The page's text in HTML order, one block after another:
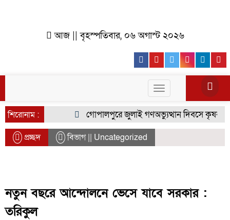
আজ || বৃহস্পতিবার, ০৬ অগাস্ট ২০২৬
Facebook
YoutubeTwitter
Toggle
navigation
শিরোনাম :
গোপালপুরে জুলাই গণঅভ্যুত্থান দিবসে কৃষক
প্রচ্ছদ বিভাগ || Uncategorized
নতুন বছরে আন্দোলনে ভেসে যাবে সরকার :
তরিকুল